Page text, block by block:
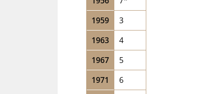
1959
3
1963
4
1967
5
1971
6